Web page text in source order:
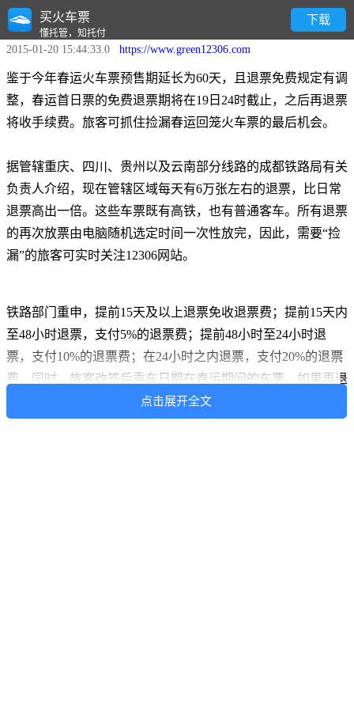
买火车票
懂托管，知托付
下载
“回笼”火车票待捡漏
2015-01-20 15:44:33.0 https://www.green12306.com
鉴于今年春运火车票预售期延长为60天，且退票免费规定有调
整，春运首日票的免费退票期将在19日24时截止，之后再退票
将收手续费。旅客可抓住捡漏春运回笼火车票的最后机会。
据管辖重庆、四川、贵州以及云南部分线路的成都铁路局有关
负责人介绍，现在管辖区域每天有6万张左右的退票，比日常
退票高出一倍。这些车票既有高铁，也有普通客车。所有退票
的再次放票由电脑随机选定时间一次性放完，因此，需要“捡
漏”的旅客可实时关注12306网站。
铁路部门重申，提前15天及以上退票免收退票费；提前15天内
至48小时退票，支付5%的退票费；提前48小时至24小时退
票，支付10%的退票费；在24小时之内退票，支付20%的退票
费。同时，旅客改签后乘车日期在春运期间的车票，如果再退
票，统一收20%的退票费。点击展开全文